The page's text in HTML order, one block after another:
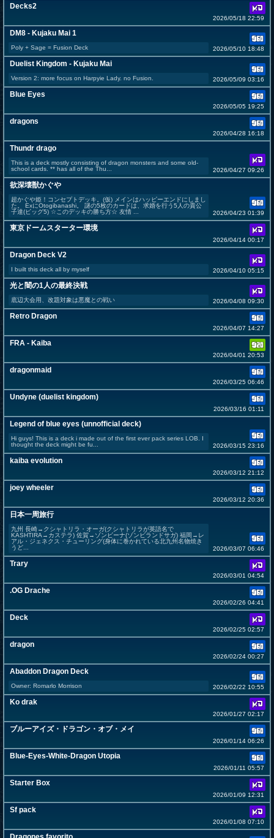
Decks2
2026/05/18 22:59
DM8 - Kujaku Mai 1
Poly + Sage = Fusion Deck 2026/05/10 18:48
Duelist Kingdom - Kujaku Mai
Version 2: more focus on Harpyie Lady. no Fusion. 2026/05/09 03:16
Blue Eyes
2026/05/05 19:25
dragons
2026/04/28 16:18
Thundr drago
This is a deck mostly consisting of dragon monsters and some old-
school cards. ** has all of the Thu...
2026/04/27 09:26
欲深壊獣かぐや
超かぐや姫！コンセプトデッキ。(仮) メインはハッピーエンドにしまし
た。 ExにOtogibanashi。 謎の5枚のカードは、求婚を行う5人の貴公
子達(ビッグ5) ☆このデッキの勝ち方☆ 友情 ...
2026/04/23 01:39
東京ドームスターター環境
2026/04/14 00:17
Dragon Deck V2
I built this deck all by myself 2026/04/10 05:15
光と闇の1人の最終決戦
底辺大会用、改題対象は悪魔との戦い 2026/04/08 09:30
Retro Dragon
2026/04/07 14:27
FRA - Kaiba
2026/04/01 20:53
dragonmaid
2026/03/25 06:46
Undyne (duelist kingdom)
2026/03/16 01:11
Legend of blue eyes (unnofficial deck)
Hi guys! This is a deck i made out of the first ever pack series LOB. I
thought the deck might be fu...
2026/03/15 23:16
kaiba evolution
2026/03/12 21:12
joey wheeler
2026/03/12 20:36
日本一周旅行
九州 長崎→クシャトリラ・オーガ(クシャトリラが英語名で
KASHTIRA→カステラ) 佐賀→ゾンビーナ(ゾンビランドサガ) 福岡→レ
アル・ジェネクス・チューリング(身体に巻かれている北九州名物焼き
うど...
2026/03/07 06:46
Trary
2026/03/01 04:54
.OG Drache
2026/02/26 04:41
Deck
2026/02/25 02:57
dragon
2026/02/24 00:27
Abaddon Dragon Deck
Owner: Romarlo Morrison 2026/02/22 10:55
Ko drak
2026/01/27 02:17
ブルーアイズ・ドラゴン・オブ・メイ
2026/01/14 06:26
Blue-Eyes-White-Dragon Utopia
2026/01/11 05:57
Starter Box
2026/01/09 12:31
Sf pack
2026/01/08 07:10